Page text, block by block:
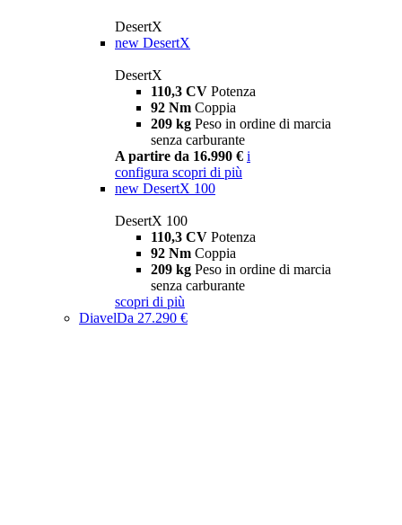
DesertX
new DesertX
DesertX
110,3 CV Potenza
92 Nm Coppia
209 kg Peso in ordine di marcia
senza carburante
A partire da 16.990 € i
configura scopri di più
new DesertX 100
DesertX 100
110,3 CV Potenza
92 Nm Coppia
209 kg Peso in ordine di marcia
senza carburante
scopri di più
DiavelDa 27.290 €